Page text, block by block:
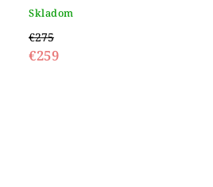
Skladom
€275
€259